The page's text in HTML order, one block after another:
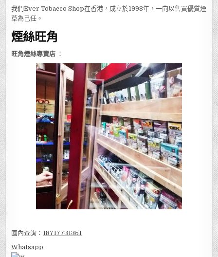
我們Ever Tobacco Shop在香港，成立於1998年，一向以售買優質煙
草為己任。
煙絲旺角
旺角煙絲專賣店 ：
國內查詢： 18717731351
Whatsapp